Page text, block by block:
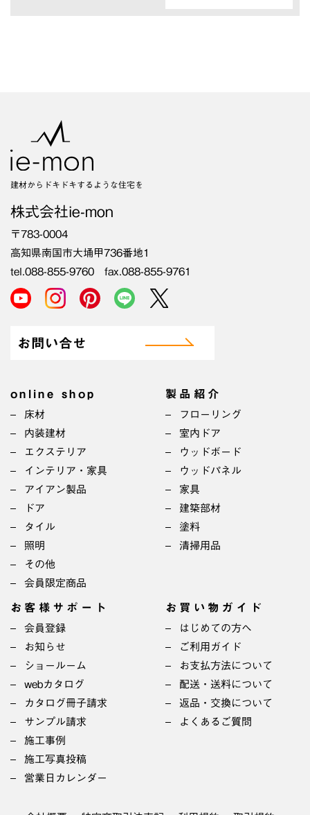
建材からドキドキするような住宅を
株式会社ie-mon
〒783-0004
高知県南国市大埇甲736番地1
tel.088-855-9760 fax.088-855-9761
お問い合せ
online shop
床材
内装建材
エクステリア
インテリア・家具
アイアン製品
ドア
タイル
照明
その他
会員限定商品
製品紹介
フローリング
室内ドア
ウッドボード
ウッドパネル
家具
建築部材
塗料
清掃用品
お客様サポート
会員登録
お知らせ
ショールーム
webカタログ
カタログ冊子請求
サンプル請求
施工事例
施工写真投稿
営業日カレンダー
お買い物ガイド
はじめての方へ
ご利用ガイド
お支払方法について
配送・送料について
返品・交換について
よくあるご質問